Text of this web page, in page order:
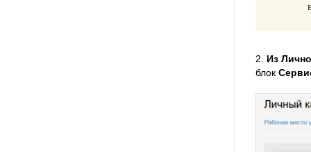
2. Из
блок